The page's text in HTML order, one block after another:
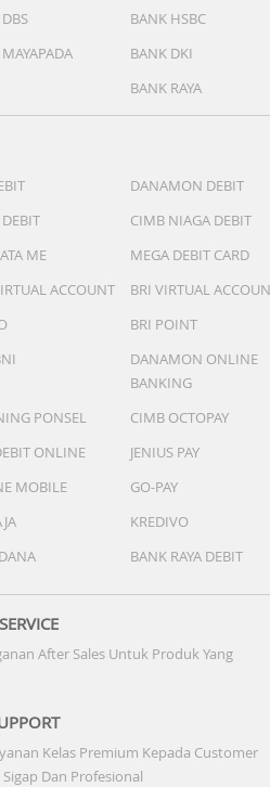
BANK HSBC
BANK DKI
BANK RAYA
DANAMON DEBIT
CIMB NIAGA DEBIT
ME
MEGA DEBIT CARD
ACCOUNT
BRI VIRTUAL
BRI POINT
DANAMON ONLINE
BANKING
PONSEL
CIMB OCTOPAY
ONLINE
JENIUS PAY
MOBILE
GO-PAY
KREDIVO
BANK RAYA DEBIT
After Sales Untuk Produk Yang
Kelas Premium Kepada Customer
Dan Profesional